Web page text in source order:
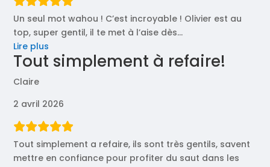
Un seul mot wahou ! C’est incroyable ! Olivier est au
top, super gentil, il te met à l’aise dès…
Lire plus
seul
! »
Tout simplement à refaire!
Claire
2 avril 2026
Tout simplement a refaire, ils sont très gentils, savent
mettre en confiance pour profiter du saut dans les